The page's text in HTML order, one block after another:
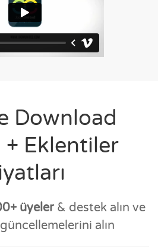
Download
+ Eklentiler
üyeler& destek alın ve
alın